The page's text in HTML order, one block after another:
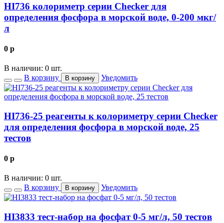
HI736 колориметр серии Checker для
определения фосфора в морской воде, 0-200 мкг/
л
0 p
В наличии: 0 шт.
В корзину
В корзину Уведомить
HI736-25 реагенты к колориметру серии Checker
для определения фосфора в морской воде, 25
тестов
0 p
В наличии: 0 шт.
В корзину
В корзину Уведомить
HI3833 тест-набор на фосфат 0-5 мг/л, 50 тестов